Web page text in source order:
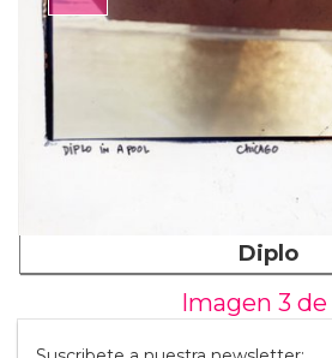
Diplo
Imagen 3 de